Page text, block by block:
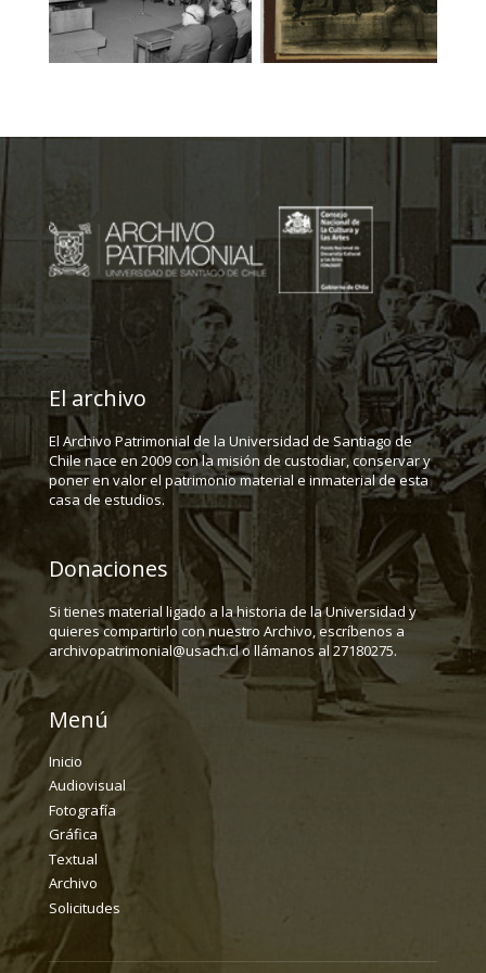
El archivo
El Archivo Patrimonial de la Universidad de Santiago de
Chile nace en 2009 con la misión de custodiar, conservar y
poner en valor el patrimonio material e inmaterial de esta
casa de estudios.
Donaciones
Si tienes material ligado a la historia de la Universidad y
quieres compartirlo con nuestro Archivo, escríbenos a
archivopatrimonial@usach.cl o llámanos al 27180275.
Menú
Inicio
Audiovisual
Fotografía
Gráfica
Textual
Archivo
Solicitudes